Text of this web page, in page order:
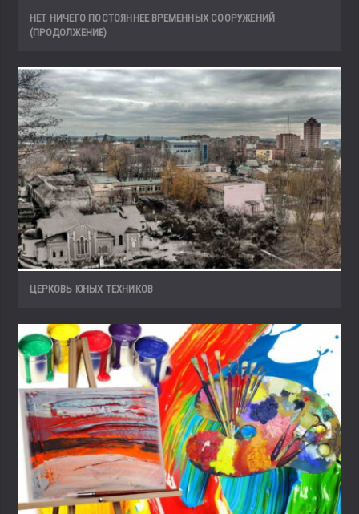
НЕТ НИЧЕГО ПОСТОЯННЕЕ ВРЕМЕННЫХ СООРУЖЕНИЙ
(ПРОДОЛЖЕНИЕ)
ЦЕРКОВЬ ЮНЫХ ТЕХНИКОВ